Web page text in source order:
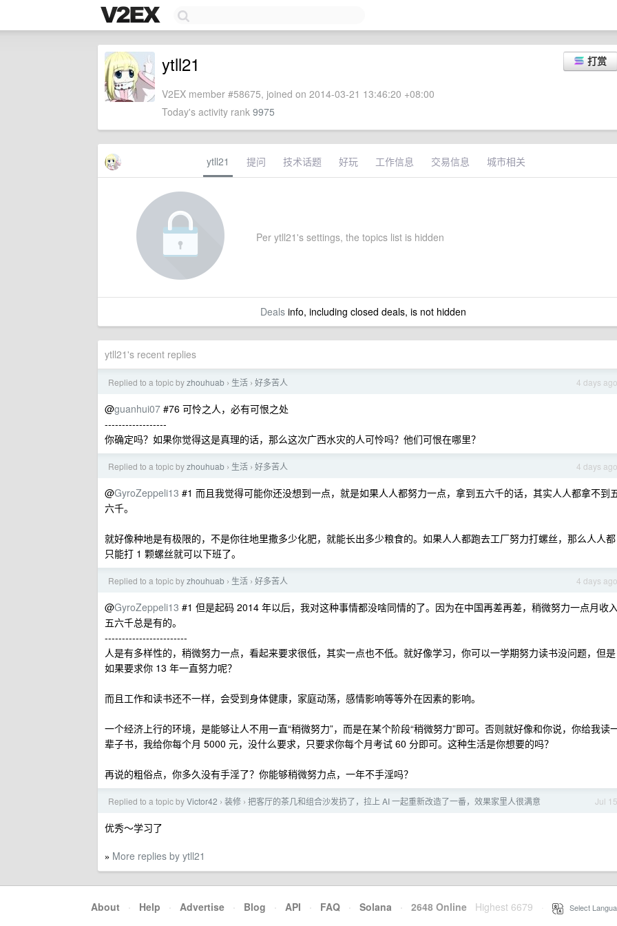
打赏
ytll21
V2EX member #58675, joined on 2014-03-21 13:46:20 +08:00
Today's activity rank 9975
ytll21 提问 技术话题 好玩 工作信息 交易信息 城市相关
Per ytll21's settings, the topics list is hidden
Dealsinfo, including closed deals, is not hidden
ytll21's recent replies
4 days ago
Replied to a topic byzhouhuab › 生活 › 好多苦人
@guanhui07 #76 可怜之人，必有可恨之处
------------------
你确定吗？如果你觉得这是真理的话，那么这次广西水灾的人可怜吗？他们可恨在哪里？
4 days ago
Replied to a topic byzhouhuab › 生活 › 好多苦人
@GyroZeppeli13 #1 而且我觉得可能你还没想到一点，就是如果人人都努力一点，拿到五六千的话，其实人人都拿不到
六千。
就好像种地是有极限的，不是你往地里撒多少化肥，就能长出多少粮食的。如果人人都跑去工厂努力打螺丝，那么人人都
只能打 1 颗螺丝就可以下班了。
4 days ago
Replied to a topic byzhouhuab › 生活 › 好多苦人
@GyroZeppeli13 #1 但是起码 2014 年以后，我对这种事情都没啥同情的了。因为在中国再差再差，稍微努力一点月收入
五六千总是有的。
------------------------
人是有多样性的，稍微努力一点，看起来要求很低，其实一点也不低。就好像学习，你可以一学期努力读书没问题，但是
如果要求你 13 年一直努力呢？
而且工作和读书还不一样，会受到身体健康，家庭动荡，感情影响等等外在因素的影响。
一个经济上行的环境，是能够让人不用一直“稍微努力”，而是在某个阶段“稍微努力”即可。否则就好像和你说，你给我读
辈子书，我给你每个月 5000 元，没什么要求，只要求你每个月考试 60 分即可。这种生活是你想要的吗？
再说的粗俗点，你多久没有手淫了？你能够稍微努力点，一年不手淫吗？
Jul 15
Replied to a topic byVictor42 › 装修 › 把客厅的茶几和组合沙发扔了，拉上 AI 一起重新改造了一番，效果家里人很满意
优秀～学习了
» More replies by ytll21
About · Help · Advertise · Blog · API · FAQ · Solana · 2648 Online Highest 6679 Select